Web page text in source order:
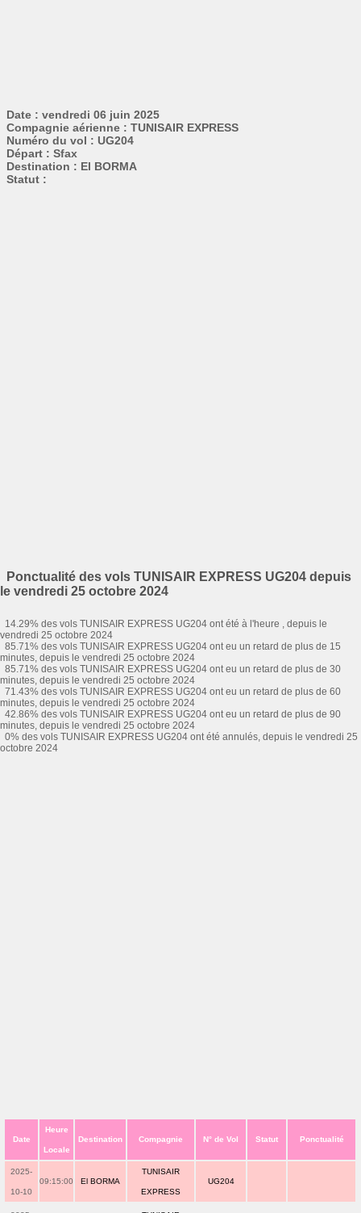
Date : vendredi 06 juin 2025
Compagnie aérienne : TUNISAIR EXPRESS
Numéro du vol : UG204
Départ : Sfax
Destination : El BORMA
Statut :
Ponctualité des vols TUNISAIR EXPRESS UG204 depuis
le vendredi 25 octobre 2024
14.29% des vols TUNISAIR EXPRESS UG204 ont été à l'heure , depuis le
vendredi 25 octobre 2024
85.71% des vols TUNISAIR EXPRESS UG204 ont eu un retard de plus de 15
minutes, depuis le vendredi 25 octobre 2024
85.71% des vols TUNISAIR EXPRESS UG204 ont eu un retard de plus de 30
minutes, depuis le vendredi 25 octobre 2024
71.43% des vols TUNISAIR EXPRESS UG204 ont eu un retard de plus de 60
minutes, depuis le vendredi 25 octobre 2024
42.86% des vols TUNISAIR EXPRESS UG204 ont eu un retard de plus de 90
minutes, depuis le vendredi 25 octobre 2024
0% des vols TUNISAIR EXPRESS UG204 ont été annulés, depuis le vendredi 25
octobre 2024
Date
Heure
Locale
Destination Compagnie N° de Vol Statut Ponctualité
2025-
10-10
09:15:00 El BORMA
TUNISAIR
EXPRESS
UG204